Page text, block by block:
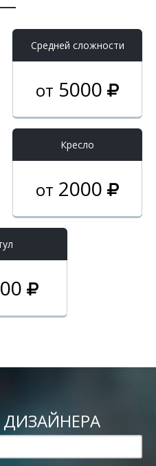
Средней сложности
от 5000
Кресло
от 2000
ДИЗАЙНЕРА